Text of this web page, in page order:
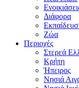
Διάφορα
Ζώα
Περιοχές
Στερεά
Κρήτη
Ήπειρος
Νησιά